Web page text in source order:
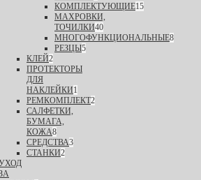
КОМПЛЕКТУЮЩИЕ15
МАХРОВКИ,
ТОЧИЛКИ40
МНОГОФУНКЦИОНАЛЬНЫЕ8
РЕЗЦЫ5
КЛЕЙ2
ПРОТЕКТОРЫ
ДЛЯ
НАКЛЕЙКИ1
РЕМКОМПЛЕКТ2
САЛФЕТКИ,
БУМАГА,
КОЖА8
СРЕДСТВА3
СТАНКИ2